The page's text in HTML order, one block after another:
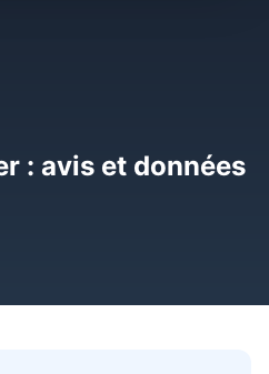
: avis et données